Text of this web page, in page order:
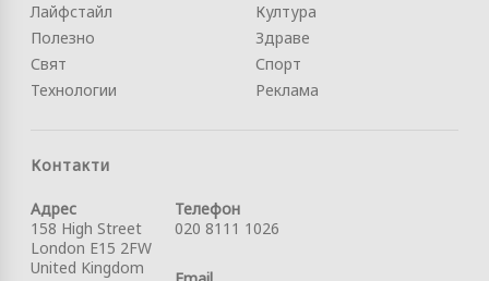
Лайфстайл
Полезно
Свят
Технологии
Култура
Здраве
Спорт
Реклама
Контакти
Адрес
158 High Street
London E15 2FW
United Kingdom
Телефон
020 8111 1026